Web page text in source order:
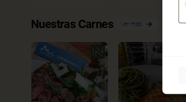
Nuestras Carnes Ver más